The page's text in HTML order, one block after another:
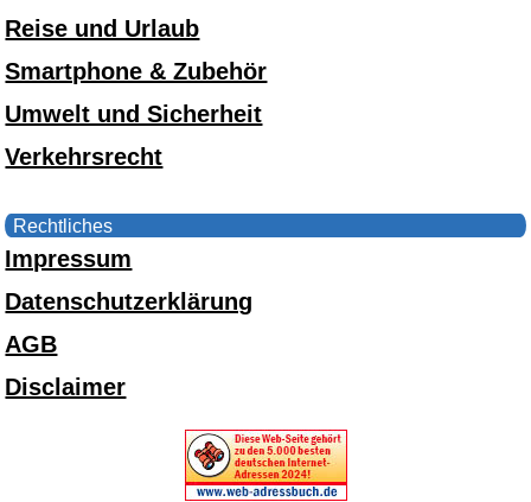
Reise und Urlaub
Smartphone & Zubehör
Umwelt und Sicherheit
Verkehrsrecht
Rechtliches
Impressum
Datenschutzerklärung
AGB
Disclaimer